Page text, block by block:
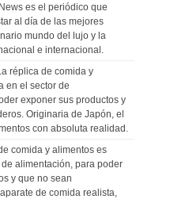
es el periódico que
al día de las mejores
mundo del lujo y la
e internacional.
réplica de comida y
en el sector de
exponer sus productos y
Originaria de Japón, el
con absoluta realidad.
comida y alimentos es
alimentación, para poder
y que no sean
de comida realista,